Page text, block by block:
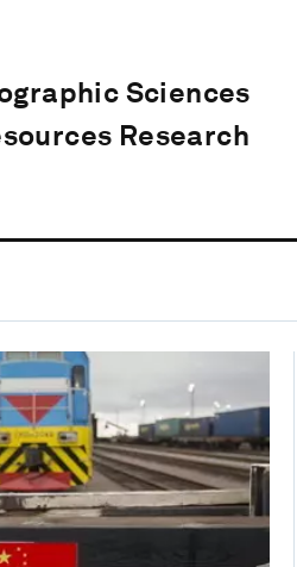
Sciences
Research